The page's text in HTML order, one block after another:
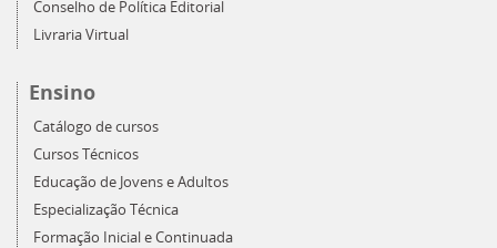
Conselho de Política Editorial
Livraria Virtual
Ensino
Catálogo de cursos
Cursos Técnicos
Educação de Jovens e Adultos
Especialização Técnica
Formação Inicial e Continuada